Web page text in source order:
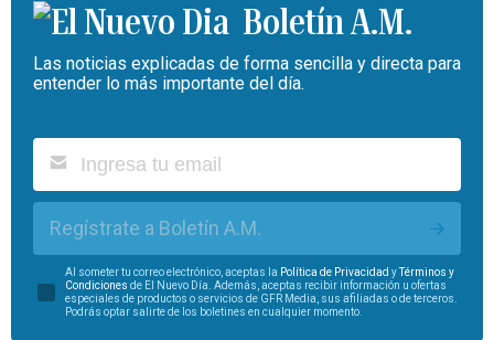
Boletín A.M.
Las noticias explicadas de forma sencilla y directa para
entender lo más importante del día.
Regístrate a Boletín A.M.
Al someter tu correo electrónico, aceptas la Política de Privacidad yTérminos y
Condiciones de El Nuevo Día. Además, aceptas recibir información u ofertas
especiales de productos o servicios de GFR Media, sus afiliadas o de terceros.
Podrás optar salirte de los boletines en cualquier momento.